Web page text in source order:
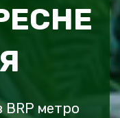
BRP метро